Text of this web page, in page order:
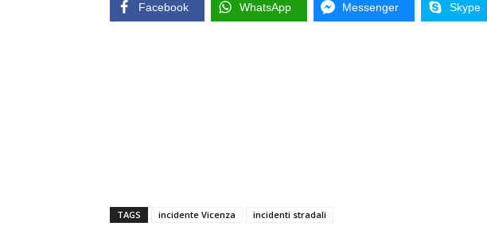
Facebook WhatsApp Messenger Skype
TAGS incidente Vicenza incidenti stradali